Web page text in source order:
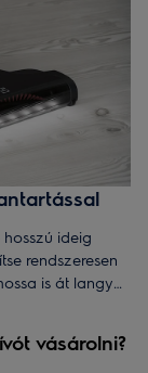
ideig
rendszeresen
is át langyos
teljesen
vásárolni?